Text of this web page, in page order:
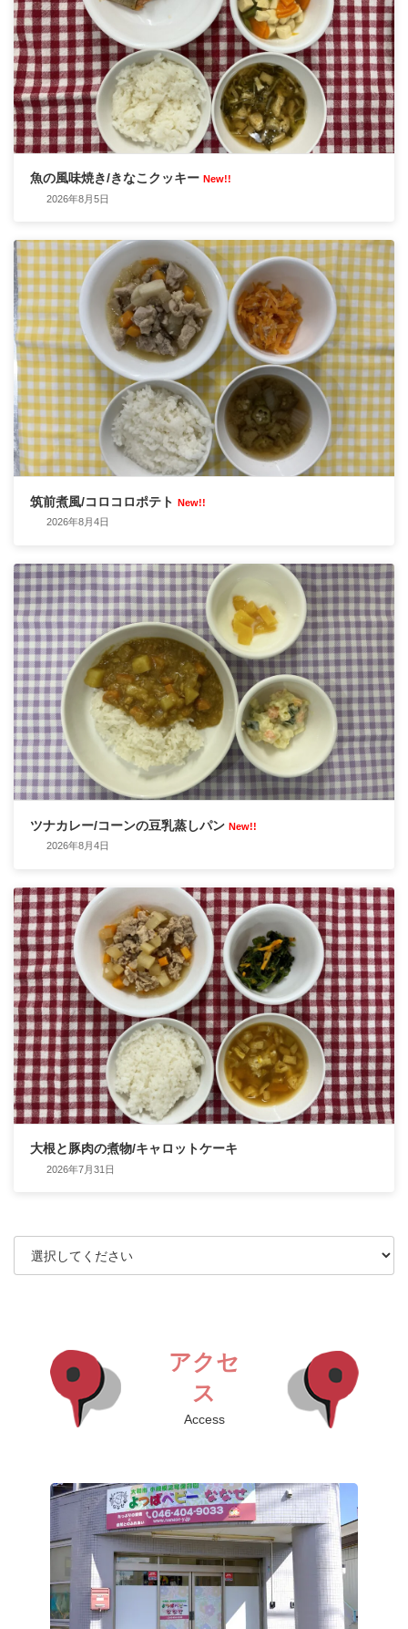
魚の風味焼き/きなこクッキー New!!
2026年8月5日
筑前煮風/コロコロポテト New!!
2026年8月4日
ツナカレー/コーンの豆乳蒸しパン New!!
2026年8月4日
大根と豚肉の煮物/キャロットケーキ
2026年7月31日
アクセ
ス
Access